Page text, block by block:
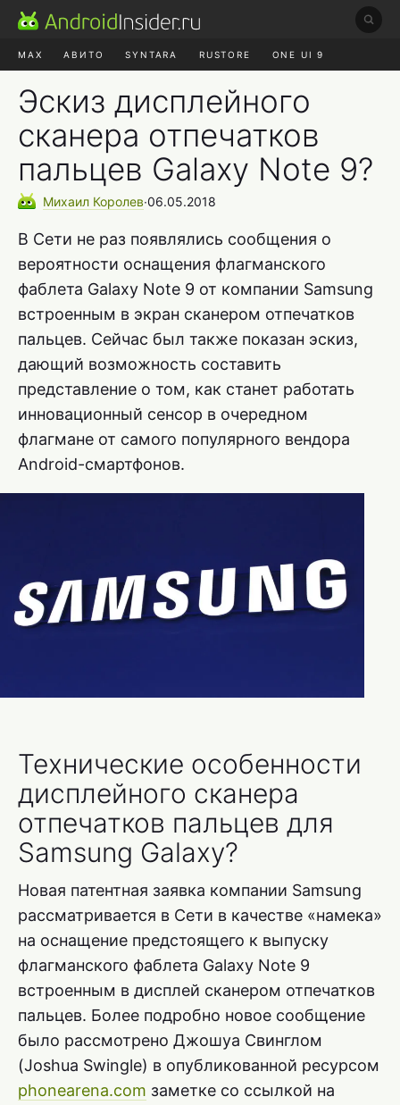
MAX АВИТО SYNTARA RUSTORE ONE UI 9
Эскиз дисплейного
сканера отпечатков
пальцев Galaxy Note 9?
Михаил Королев∙06.05.2018
В Сети не раз появлялись сообщения о
вероятности оснащения флагманского
фаблета Galaxy Note 9 от компании Samsung
встроенным в экран сканером отпечатков
пальцев. Сейчас был также показан эскиз,
дающий возможность составить
представление о том, как станет работать
инновационный сенсор в очередном
флагмане от самого популярного вендора
Android-смартфонов.
Технические особенности
дисплейного сканера
отпечатков пальцев для
Samsung Galaxy?
Новая патентная заявка компании Samsung
рассматривается в Сети в качестве «намека»
на оснащение предстоящего к выпуску
флагманского фаблета Galaxy Note 9
встроенным в дисплей сканером отпечатков
пальцев. Более подробно новое сообщение
было рассмотрено Джошуа Свинглом
(Joshua Swingle) в опубликованной ресурсом
phonearena.com заметке со ссылкой на